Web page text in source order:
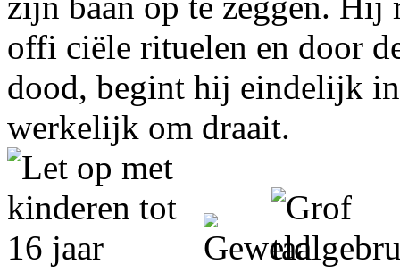
offi ciële rituelen en door
dood, begint hij eindelijk
werkelijk om draait.